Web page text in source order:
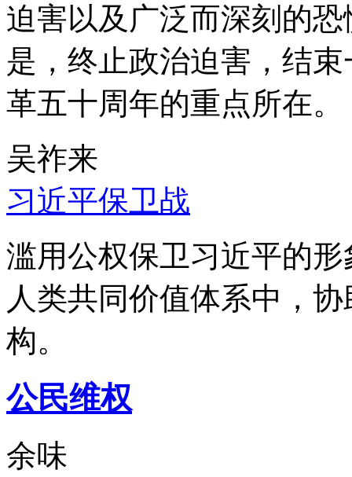
迫害以及广泛而深刻的
是，终止政治迫害，结
革五十周年的重点所在。
吴祚来
习近平保卫战
滥用公权保卫习近平的
人类共同价值体系中，
构。
公民维权
余味